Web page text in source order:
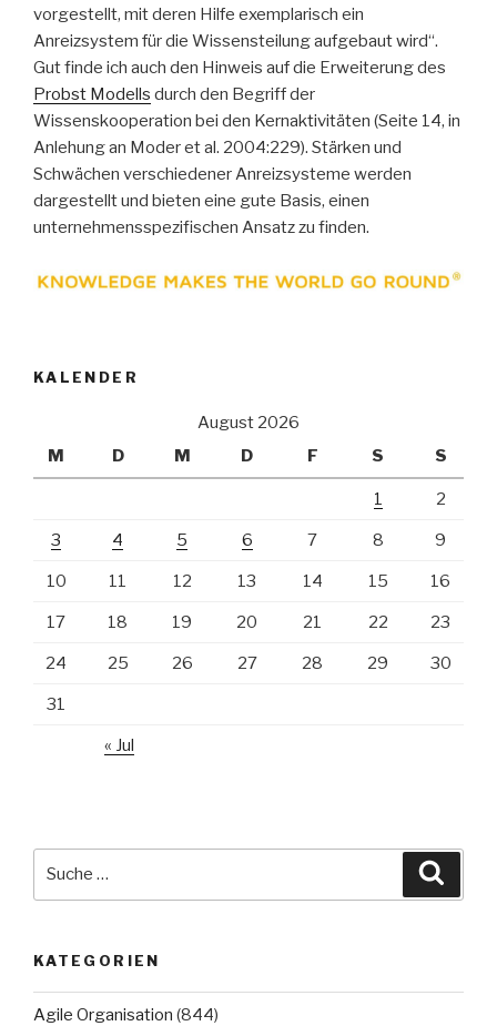
vorgestellt, mit deren Hilfe exemplarisch ein
Anreizsystem für die Wissensteilung aufgebaut wird“.
Gut finde ich auch den Hinweis auf die Erweiterung des
Probst Modells durch den Begriff der
Wissenskooperation bei den Kernaktivitäten (Seite 14, in
Anlehung an Moder et al. 2004:229). Stärken und
Schwächen verschiedener Anreizsysteme werden
dargestellt und bieten eine gute Basis, einen
unternehmensspezifischen Ansatz zu finden.
KALENDER
August 2026
M
D M D F S S
1 2
3 4 5 6 7 8 9
10 11 12 13 14 15 16
17 18 19 20 21 22 23
24 25 26 27 28 29 30
31
« Jul
KATEGORIEN
Agile Organisation (844)